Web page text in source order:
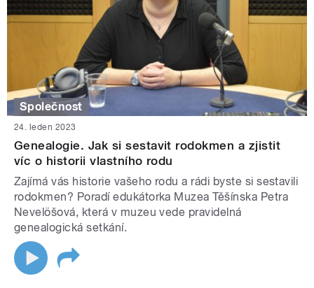
Společnost
24. leden 2023
Genealogie. Jak si sestavit rodokmen a zjistit
víc o historii vlastního rodu
Zajímá vás historie vašeho rodu a rádi byste si sestavili
rodokmen? Poradí edukátorka Muzea Těšínska Petra
Nevelöšová, která v muzeu vede pravidelná
genealogická setkání.